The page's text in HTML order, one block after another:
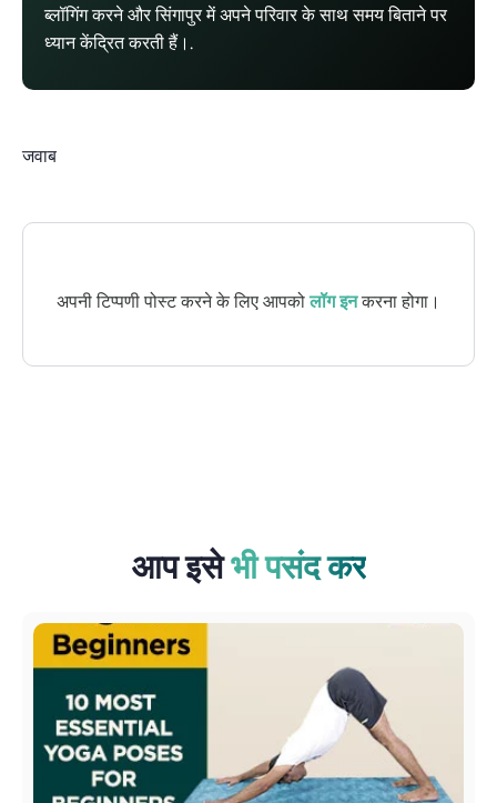
ब्लॉगिंग करने और सिंगापुर में अपने परिवार के साथ समय बिताने पर
ध्यान केंद्रित करती हैं।.
जवाब
अपनी टिप्पणी पोस्ट करने के लिए आपकोलॉग इनकरना होगा।
आप इसेभी पसंद कर